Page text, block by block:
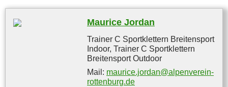
Maurice Jordan
Trainer C Sportklettern Breitensport
Indoor, Trainer C Sportklettern
Breitensport Outdoor
Mail: maurice.jordan@alpenverein-
rottenburg.de